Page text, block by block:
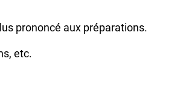
prononcé aux préparations.
etc.